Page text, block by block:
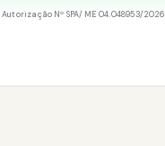
Nº SPA/ME 04.048953/2026